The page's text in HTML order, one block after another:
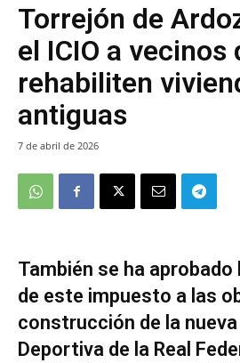
Torrejón de
el ICIO a vecinos
rehabiliten
antiguas
7 de abril de 2026
También se ha
de este impuesto a las
construcción de la nueva
Deportiva de la Real